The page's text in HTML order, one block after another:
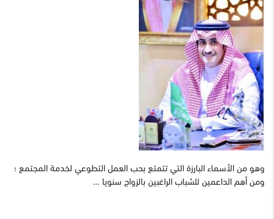
وهو من الأسماء البارزة التي تتمتع بحب العمل التطوعي لخدمة المجتمع ؛
ومن أهم الداعمين للشباب الراغبين بالزواج سنويا …